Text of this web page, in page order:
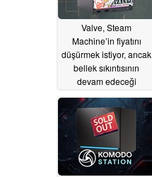
Valve, Steam
Machine’in fiyatını
düşürmek istiyor, ancak
bellek sıkıntısının
devam edeceği
06/27/2026